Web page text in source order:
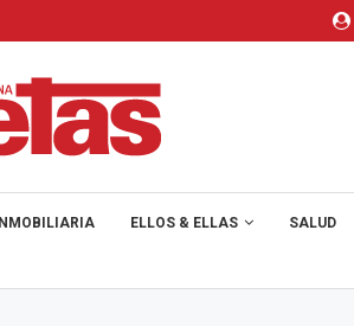
ELLOS & ELLAS SALUD